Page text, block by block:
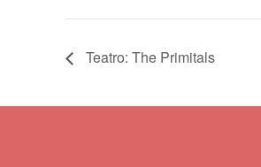
Teatro: The Primitals